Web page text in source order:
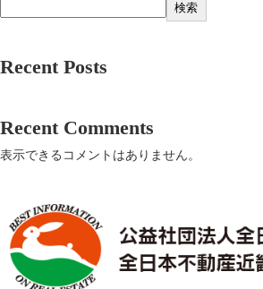
検索
Recent Posts
Recent Comments
表示できるコメントはありません。